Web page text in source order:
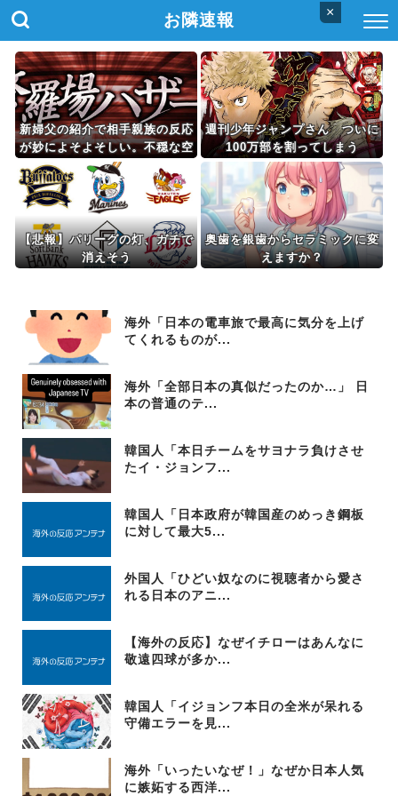
×
お隣速報
新婦父の紹介で相手親族の反応
が妙によそよそしい。不穏な空
気のまま始まった結婚式で、ま
さかの事実が明らかに…
週刊少年ジャンプさん ついに
100万部を割ってしまう
【悲報】パリーグの灯、ガチで
消えそう
奥歯を銀歯からセラミックに変
えますか？
海外「日本の電車旅で最高に気分を上げ
てくれるものが...
海外「全部日本の真似だったのか…」 日
本の普通のテ...
韓国人「本日チームをサヨナラ負けさせ
たイ・ジョンフ...
韓国人「日本政府が韓国産のめっき鋼板
に対して最大5...
外国人「ひどい奴なのに視聴者から愛さ
れる日本のアニ...
【海外の反応】なぜイチローはあんなに
敬遠四球が多か...
韓国人「イジョンフ本日の全米が呆れる
守備エラーを見...
海外「いったいなぜ！」なぜか日本人気
に嫉妬する西洋...